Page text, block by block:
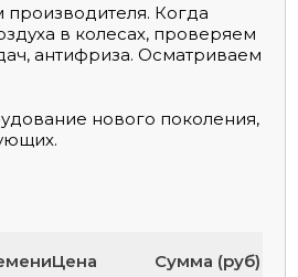
Когда
в колесах, проверяем
антифриза. Осматриваем
нового поколения,
Цена Сумма (руб)